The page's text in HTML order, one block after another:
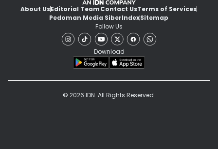
About UsEditorial TeamContact UsTerms of Services
Pedoman Media SiberIndexSitemap
Follow Us
Download
© 2026 IDN. All Rights Reserved.